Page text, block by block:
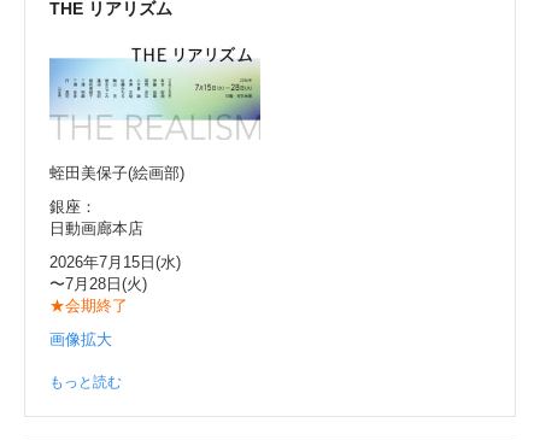
THE リアリズム
蛭田美保子(絵画部)
銀座：
日動画廊本店
2026年7月15日(水)
〜7月28日(火)
★会期終了
画像拡大
もっと読む